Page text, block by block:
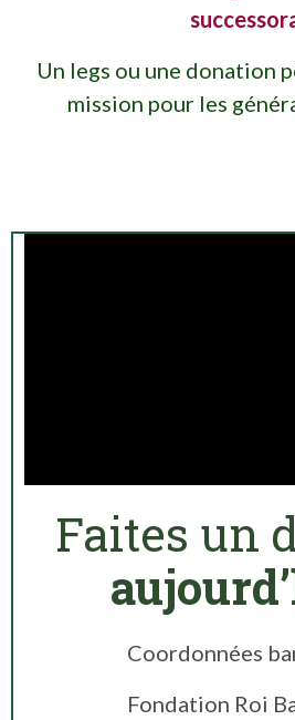
Un legs ou une donation
mission pour les
Faites un
Coordonnées
Fondation Roi